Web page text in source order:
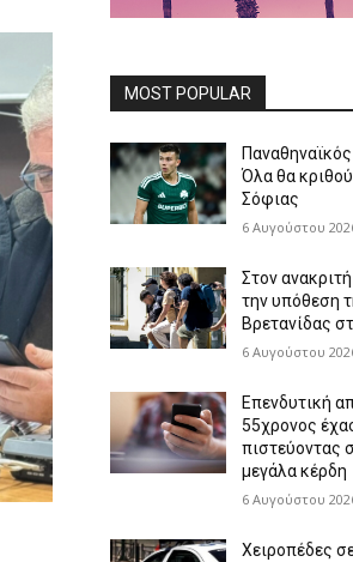
MOST POPULAR
Όλα θα
Σόφιας
6 Αυγούστου
Στον
την υπόθεση
Βρετανίδας
6 Αυγούστου
Επενδυτική
55χρονος
πιστεύοντας
μεγάλα κέρδη
6 Αυγούστου
Χειροπέδες